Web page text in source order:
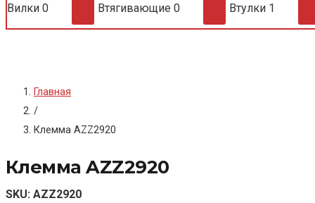
Вилки 0 Втягивающие 0 Втулки 1
Главная
/
Клемма AZZ2920
Клемма AZZ2920
SKU: AZZ2920